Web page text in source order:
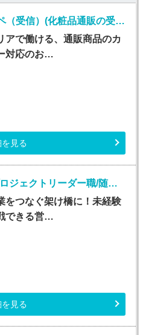
コールセンター・テレオペ（受信）(化粧品通販の受発信業務)
アで働ける、通販商品のカ
対応のお…
見る
オフィス事務(受託運営プロジェクトリーダー職/随時入社)
をつなぐ架け橋に！未経験
できる営…
見る